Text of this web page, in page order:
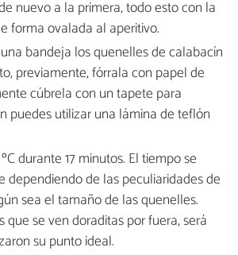
nuevo a la primera, todo esto con la
forma ovalada al aperitivo.
bandeja los quenelles de calabacín
previamente, fórrala con papel de
cúbrela con un tapete para
puedes utilizar una lámina de teflón
durante 17 minutos. El tiempo se
dependiendo de las peculiaridades de
sea el tamaño de las quenelles.
que se ven doraditas por fuera, será
su punto ideal.